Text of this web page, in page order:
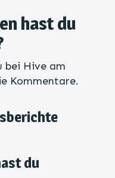
hast du
bei Hive am
Kommentare.
du